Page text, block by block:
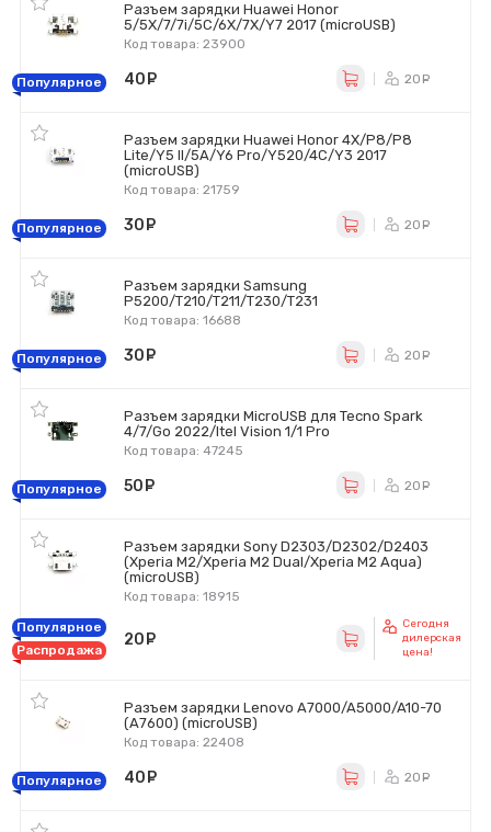
Разъем зарядки Huawei Honor
5/5X/7/7i/5C/6X/7X/Y7 2017 (microUSB)
Код товара: 23900
Популярное 40 20
Разъем зарядки Huawei Honor 4X/P8/P8
Lite/Y5 II/5A/Y6 Pro/Y520/4C/Y3 2017
(microUSB)
Код товара: 21759
Популярное 30 20
Разъем зарядки Samsung
P5200/T210/T211/T230/T231
Код товара: 16688
Популярное 30 20
Разъем зарядки MicroUSB для Tecno Spark
4/7/Go 2022/Itel Vision 1/1 Pro
Код товара: 47245
Популярное 50 20
Разъем зарядки Sony D2303/D2302/D2403
(Xperia M2/Xperia M2 Dual/Xperia M2 Aqua)
(microUSB)
Код товара: 18915
Популярное
Распродажа
20
Сегодня
дилерская
цена!
Разъем зарядки Lenovo A7000/A5000/A10-70
(A7600) (microUSB)
Код товара: 22408
Популярное 40 20